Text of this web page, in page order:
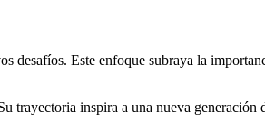
desafíos. Este enfoque subraya la
trayectoria inspira a una nueva generación